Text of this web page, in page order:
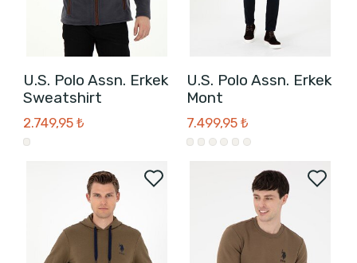
U.S. Polo Assn. Erkek
Sweatshirt
2.749,95 ₺
U.S. Polo Assn. Erkek
Mont
7.499,95 ₺